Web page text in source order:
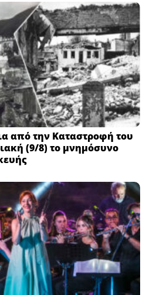
από την Καταστροφή του
(9/8) το μνημόσυνο